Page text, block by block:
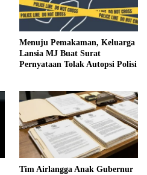
Menuju Pemakaman, Keluarga
Lansia MJ Buat Surat
Pernyataan Tolak Autopsi Polisi
Tim Airlangga Anak Gubernur